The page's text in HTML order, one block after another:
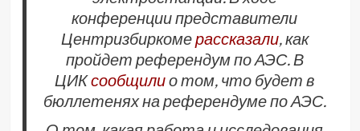
конференции представители
Центризбиркомерассказали, как
пройдет референдум по АЭС. В
ЦИКсообщилио том, что будет в
бюллетенях на референдуме по АЭС.